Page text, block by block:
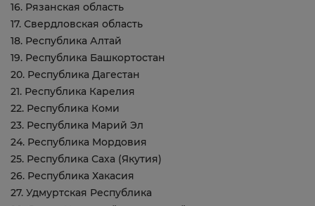
16. Рязанская область
17. Свердловская область
18. Республика Алтай
19. Республика Башкортостан
20. Республика Дагестан
21. Республика Карелия
22. Республика Коми
23. Республика Марий Эл
24. Республика Мордовия
25. Республика Саха (Якутия)
26. Республика Хакасия
27. Удмуртская Республика